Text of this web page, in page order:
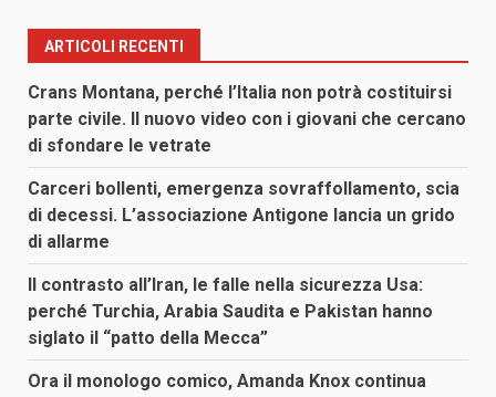
ARTICOLI RECENTI
Crans Montana, perché l’Italia non potrà costituirsi
parte civile. Il nuovo video con i giovani che cercano
di sfondare le vetrate
Carceri bollenti, emergenza sovraffollamento, scia
di decessi. L’associazione Antigone lancia un grido
di allarme
Il contrasto all’Iran, le falle nella sicurezza Usa:
perché Turchia, Arabia Saudita e Pakistan hanno
siglato il “patto della Mecca”
Ora il monologo comico, Amanda Knox continua